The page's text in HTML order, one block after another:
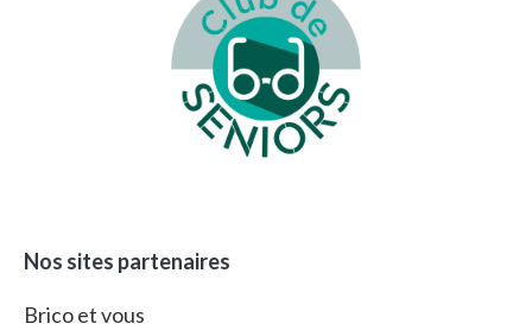
Nos sites partenaires
Brico et vous